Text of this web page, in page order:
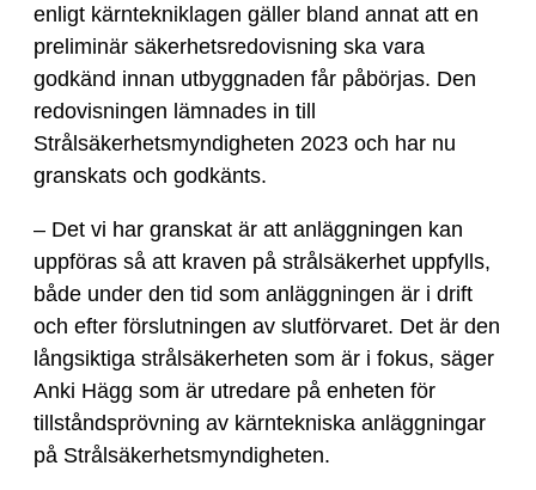
enligt kärntekniklagen gäller bland annat att en
preliminär säkerhetsredovisning ska vara
godkänd innan utbyggnaden får påbörjas. Den
redovisningen lämnades in till
Strålsäkerhetsmyndigheten 2023 och har nu
granskats och godkänts.
– Det vi har granskat är att anläggningen kan
uppföras så att kraven på strålsäkerhet uppfylls,
både under den tid som anläggningen är i drift
och efter förslutningen av slutförvaret. Det är den
långsiktiga strålsäkerheten som är i fokus, säger
Anki Hägg som är utredare på enheten för
tillståndsprövning av kärntekniska anläggningar
på Strålsäkerhetsmyndigheten.